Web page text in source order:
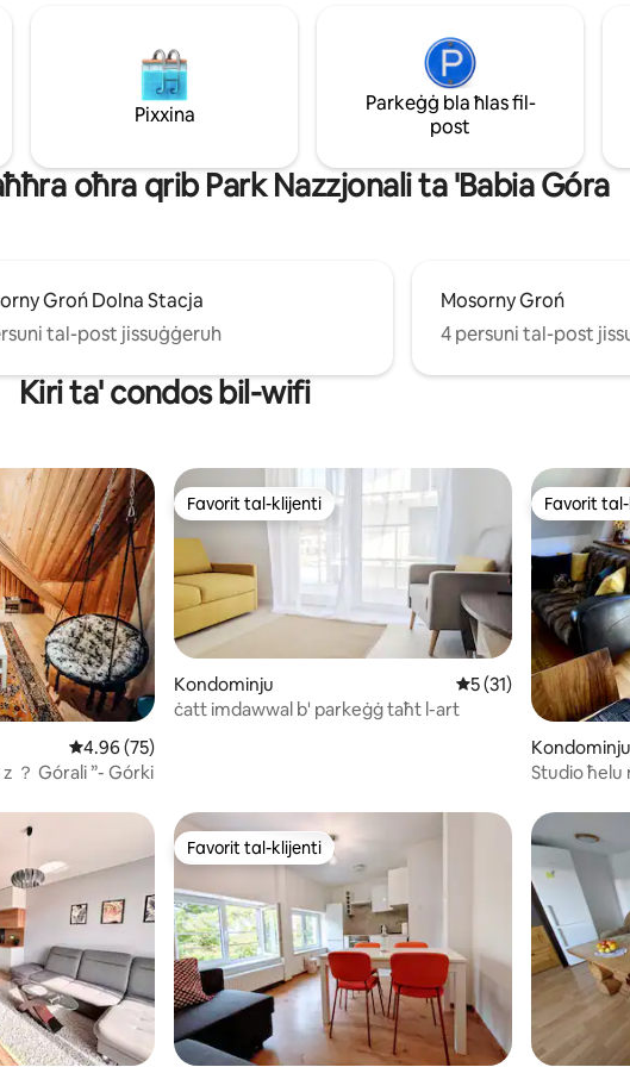
impressjonanti, u ħalli dan iċ-chalet ikun
il-ħarba tiegħek lejn is-serenità tal-
muntanji.
natura tal-
Irrilassa fil-
Pixxina
Parkeġġ bla ħlas fil-
post
оħrа qrіb Park Nazzjonali ta 'Babia Góra
Groń Dolna Stacja
tal-post jissuġġeruh
Mosorny Groń
4 persuni tal-post
Kiri ta' condos bil-wifi
dan-numru ta' reviews: 4
tal-klijenti
Rating medju ta' 4.96 minn 5, skont dan-numru ta' reviews: 75
4.96 (75)
？ Górali ”- Górki
Favorit tal-klijenti
Favorit tal-klijenti
Kondominju Rating medju ta' 5
5 (31)
ċatt imdawwal b' parkeġġ taħt l-art
Favorit
Favorit
Kondominju
Studio ħelu
Favorit tal-klijenti
Favorit tal-klijenti